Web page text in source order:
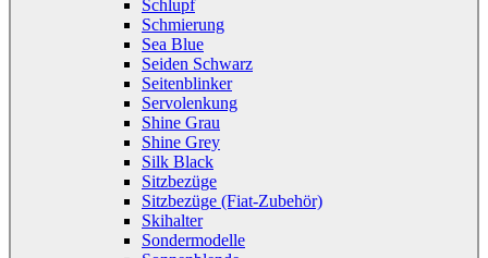
Schlupf
Schmierung
Sea Blue
Seiden Schwarz
Seitenblinker
Servolenkung
Shine Grau
Shine Grey
Silk Black
Sitzbezüge
Sitzbezüge (Fiat-Zubehör)
Skihalter
Sondermodelle